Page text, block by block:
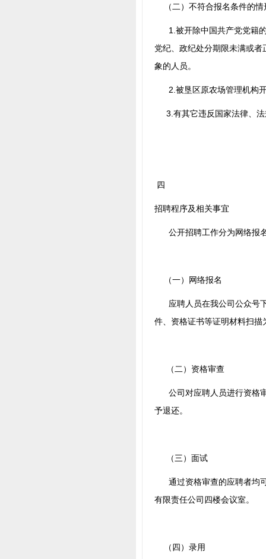
（二）不符合报名条件的情
1.被开除中国共产党党籍的
党纪、政纪处分期限未满或
象的人员。
2.被垦区原农场管理机构
3.有其它违反国家法律、法
四
招聘程序及相关事宜
公开招聘工作分为网络报
（一）网络报名
应聘人员在我公司公众号下
件、资格证书等证明材料扫
（二）资格审查
公司对应聘人员进行资格审
予退还。
（三）面试
通过资格审查的应聘者均可
有限责任公司四楼会议室。
（四）录用